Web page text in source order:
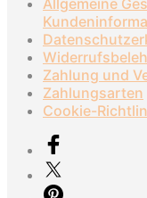
Zahlung und
Zahlungsarten
Cookie-